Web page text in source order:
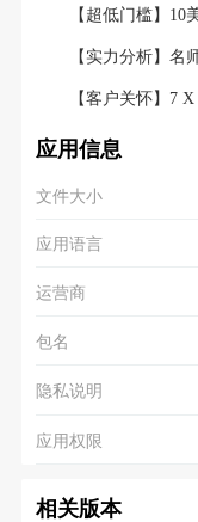
【超低门槛】10美
【实力分析】名师
【客户关怀】7 X
应用信息
文件大小
应用语言
运营商
包名
隐私说明
应用权限
相关版本